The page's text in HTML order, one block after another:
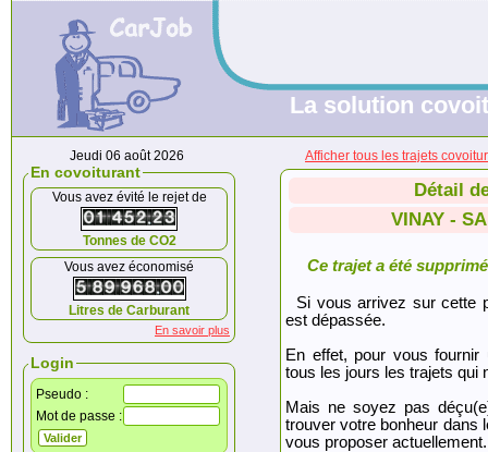
La solution
Jeudi 06 août 2026
En covoiturant
Vous avez évité le rejet de
Tonnes de CO2
Vous avez économisé
Litres de Carburant
En savoir plus
Login
Pseudo :
Mot de passe :
Afficher tous les trajets
Détail
VINAY -
Ce trajet a été
Si vous arrivez sur cette
est dépassée.
En effet, pour vous fournir
tous les jours les trajets qui
Mais ne soyez pas
trouver votre bonheur dans
vous proposer actuellement.